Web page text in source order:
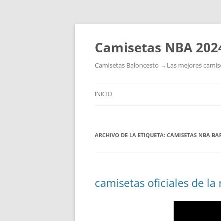
Camisetas NBA
Camisetas Baloncesto →Las mejores
INICIO
ARCHIVO DE LA ETIQUETA: CAMISETAS NBA
camisetas oficiales de la